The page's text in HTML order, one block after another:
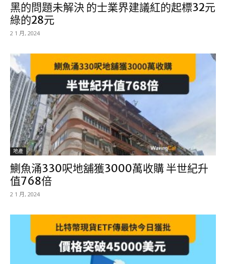
黑的問題未解決 的士業界建議紅的起標32元
綠的28元
2 1 月, 2024
地產
鰂魚涌330呎地舖獲3000萬收購 半世紀升
值768倍
2 1 月, 2024